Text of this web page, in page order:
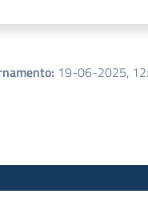
: 19-06-2025,